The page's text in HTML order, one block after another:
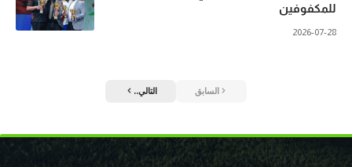
للمكفوفين
2026-07-28
السابق التالي..